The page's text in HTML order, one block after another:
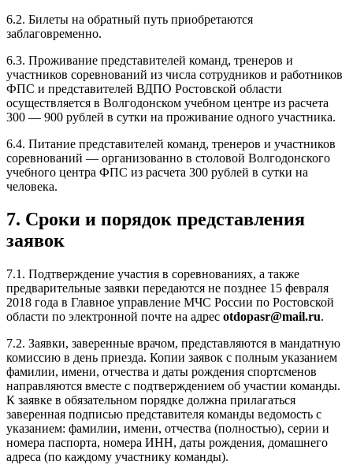
6.2. Билеты на обратный путь приобретаются
заблаговременно.
6.3. Проживание представителей команд, тренеров и
участников соревнований из числа сотрудников и работников
ФПС и представителей ВДПО Ростовской области
осуществляется в Волгодонском учебном центре из расчета
300 — 900 рублей в сутки на проживание одного участника.
6.4. Питание представителей команд, тренеров и участников
соревнований — организованно в столовой Волгодонского
учебного центра ФПС из расчета 300 рублей в сутки на
человека.
7. Сроки и порядок представления
заявок
7.1. Подтверждение участия в соревнованиях, а также
предварительные заявки передаются не позднее 15 февраля
2018 года в Главное управление МЧС России по Ростовской
области по электронной почте на адрес otdopasr@mail.ru.
7.2. Заявки, заверенные врачом, представляются в мандатную
комиссию в день приезда. Копии заявок с полным указанием
фамилии, имени, отчества и даты рождения спортсменов
направляются вместе с подтверждением об участии команды.
К заявке в обязательном порядке должна прилагаться
заверенная подписью представителя команды ведомость с
указанием: фамилии, имени, отчества (полностью), серии и
номера паспорта, номера ИНН, даты рождения, домашнего
адреса (по каждому участнику команды).